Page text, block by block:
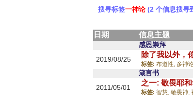
搜寻标签一神论 (2 个信息搜寻
日期 信息主题
感恩崇拜
2019/08/25
除了我以外，
标签: 布道性, 多神
箴言书
2011/05/01
之一: 敬畏耶
标签: 智慧, 敬畏神,